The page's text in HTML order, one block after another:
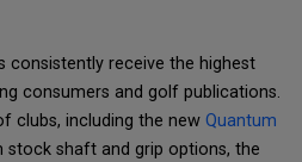
consistently receive the highest
consumers and golf publications.
clubs, including the new Quantum
stock shaft and grip options, the